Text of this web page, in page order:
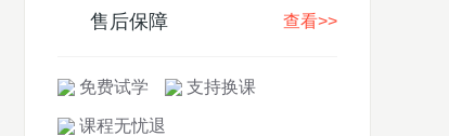
售后保障 查看>>
免费试学 支持换课
课程无忧退